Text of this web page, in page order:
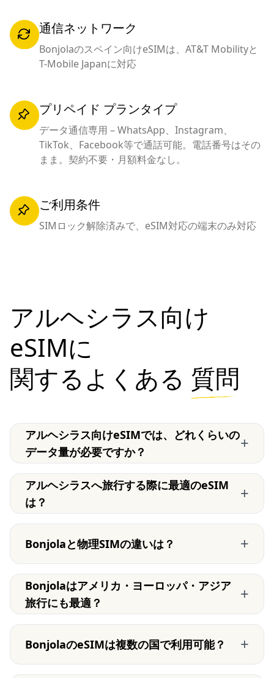
通信ネットワーク
Bonjolaのスペイン向けeSIMは、AT&T Mobilityと
T-Mobile Japanに対応
プリペイド プランタイプ
データ通信専用 – WhatsApp、Instagram、
TikTok、Facebook等で通話可能。電話番号はその
まま。契約不要・月額料金なし。
ご利用条件
SIMロック解除済みで、eSIM対応の端末のみ対応
アルヘシラス向け
eSIMに
関するよくある 質問
アルヘシラス向けeSIMでは、どれくらいの
データ量が必要ですか？
+
アルヘシラスへ旅行する際に最適のeSIM
は？
+
Bonjolaと物理SIMの違いは？ +
Bonjolaはアメリカ・ヨーロッパ・アジア
旅行にも最適？
+
BonjolaのeSIMは複数の国で利用可能？ +